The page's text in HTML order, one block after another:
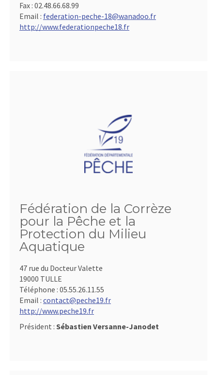
Fax : 02.48.66.68.99
Email : federation-peche-18@wanadoo.fr
http://www.federationpeche18.fr
Fédération de la Corrèze
pour la Pêche et la
Protection du Milieu
Aquatique
47 rue du Docteur Valette
19000 TULLE
Téléphone : 05.55.26.11.55
Email : contact@peche19.fr
http://www.peche19.fr
Président : Sébastien Versanne-Janodet